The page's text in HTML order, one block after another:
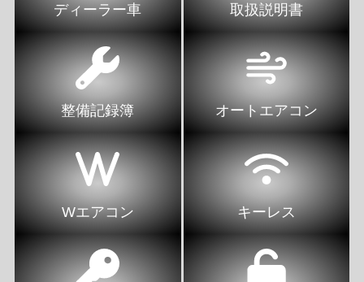
ディーラー車 取扱説明書
整備記録簿 オートエアコン
Wエアコン キーレス